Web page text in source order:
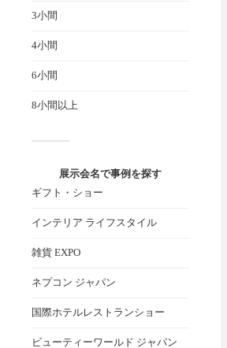
3小間
4小間
6小間
8小間以上
展示会名で事例を探す
ギフト・ショー
インテリア ライフスタイル
雑貨 EXPO
ネプコン ジャパン
国際ホテルレストランショー
ビューティーワールド ジャパン